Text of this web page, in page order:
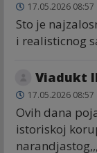
17.05.2026 08:57
Sto je
i realisticnog
Viadukt
17.05.2026 08:57
Ovih dana
istoriskoj